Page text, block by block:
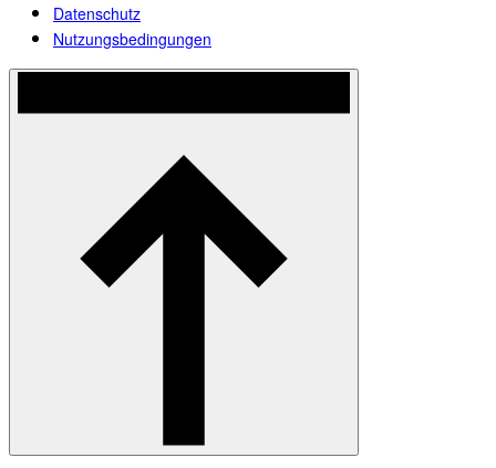
Datenschutz
Nutzungsbedingungen